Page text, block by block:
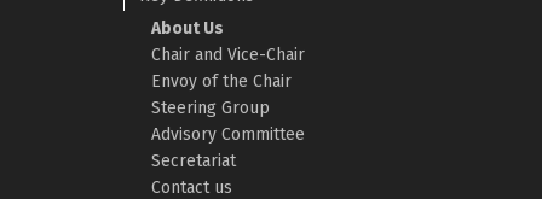
About Us
Chair and Vice-Chair
Envoy of the Chair
Steering Group
Advisory Committee
Secretariat
Contact us